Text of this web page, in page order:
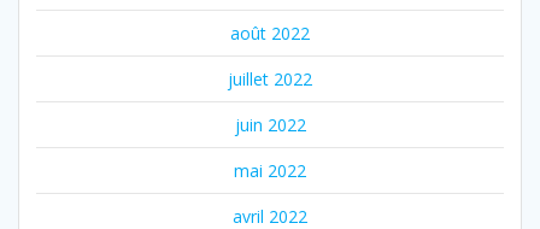
août 2022
juillet 2022
juin 2022
mai 2022
avril 2022